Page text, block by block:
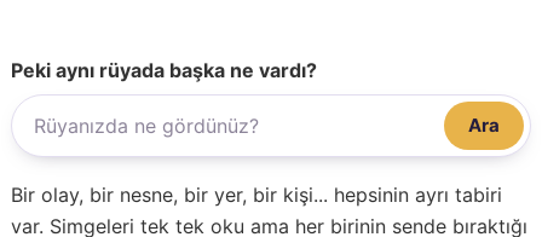
Peki aynı rüyada başka ne vardı?
Ara
Bir olay, bir nesne, bir yer, bir kişi... hepsinin ayrı tabiri
var. Simgeleri tek tek oku ama her birinin sende bıraktığı